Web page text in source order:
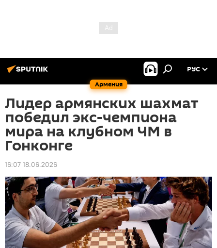
Армения
РУС
Лидер армянских шахмат
победил экс-чемпиона
мира на клубном ЧМ в
Гонконге
16:07 18.06.2026